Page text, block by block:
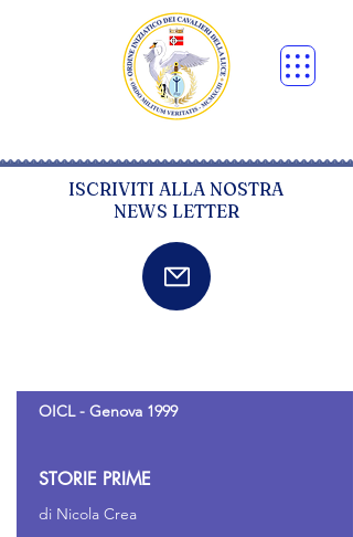
ISCRIVITI ALLA NOSTRA
NEWS LETTER
OICL - Genova 1999
STORIE PRIME
di Nicola Crea